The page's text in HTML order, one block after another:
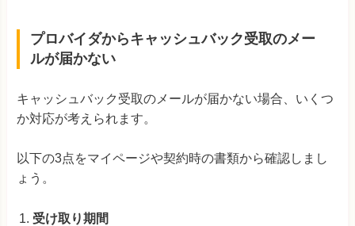
プロバイダからキャッシュバック受取のメー
ルが届かない
キャッシュバック受取のメールが届かない場合、いくつ
か対応が考えられます。
以下の3点をマイページや契約時の書類から確認しまし
ょう。
受け取り期間